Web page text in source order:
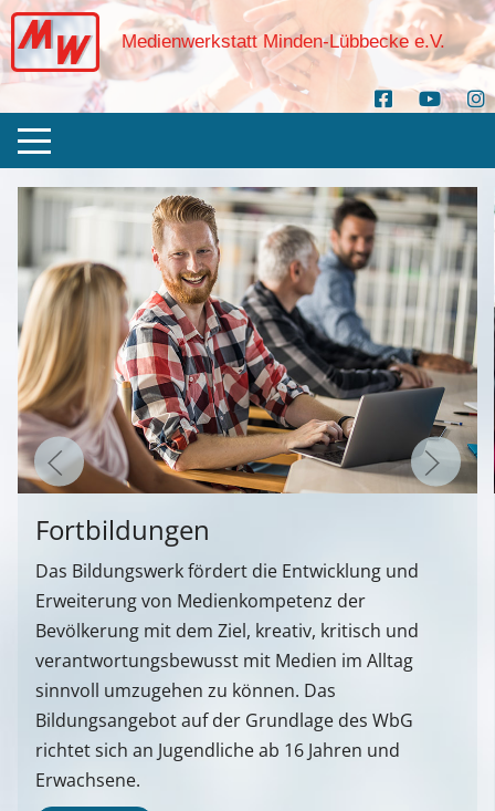
Medienwerkstatt Minden-Lübbecke e.V.
Fortbildungen
Das Bildungswerk fördert die Entwicklung und
Erweiterung von Medienkompetenz der
Bevölkerung mit dem Ziel, kreativ, kritisch und
verantwortungsbewusst mit Medien im Alltag
sinnvoll umzugehen zu können. Das
Bildungsangebot auf der Grundlage des WbG
richtet sich an Jugendliche ab 16 Jahren und
Erwachsene.